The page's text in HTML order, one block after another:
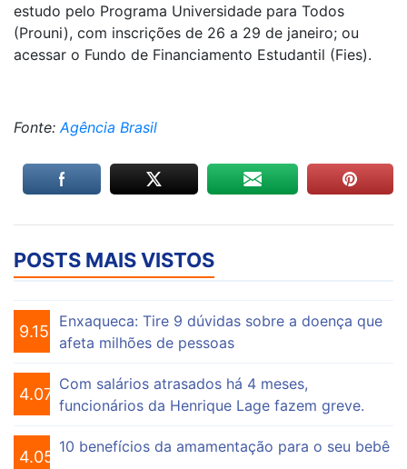
estudo pelo Programa Universidade para Todos
(Prouni), com inscrições de 26 a 29 de janeiro; ou
acessar o Fundo de Financiamento Estudantil (Fies).
Fonte:Agência Brasil
POSTS MAIS VISTOS
9.152
Enxaqueca: Tire 9 dúvidas sobre a doença que
afeta milhões de pessoas
4.072
Com salários atrasados há 4 meses,
funcionários da Henrique Lage fazem greve.
4.054
10 benefícios da amamentação para o seu bebê